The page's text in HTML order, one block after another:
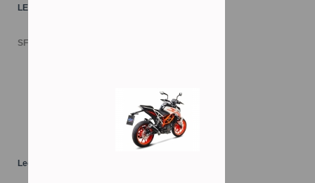
LED-Rücklichter KTM
SFr. 119.00
Leo Vince Auspuff KTM125/390Duke